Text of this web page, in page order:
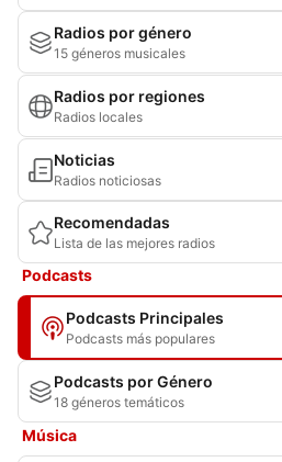
Radios por género
15 géneros musicales
Radios por regiones
Radios locales
Noticias
Radios noticiosas
Recomendadas
Lista de las mejores radios
Podcasts
Podcasts Principales
Podcasts más populares
Podcasts por Género
18 géneros temáticos
Música